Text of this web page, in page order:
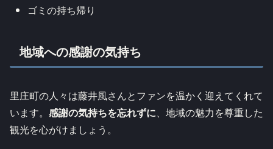
ゴミの持ち帰り
地域への感謝の気持ち
里庄町の人々は藤井風さんとファンを温かく迎えてくれて
います。 感謝の気持ちを忘れずに、地域の魅力を尊重した
観光を心がけましょう。